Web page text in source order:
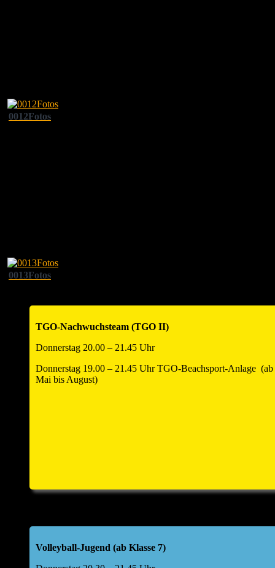
0012Fotos
0013Fotos
TGO-Nachwuchsteam (TGO II)
Donnerstag 20.00 – 21.45 Uhr
Donnerstag 19.00 – 21.45 Uhr TGO-Beachsport-Anlage (ab
Mai bis August)
Volleyball-Jugend (ab Klasse 7)